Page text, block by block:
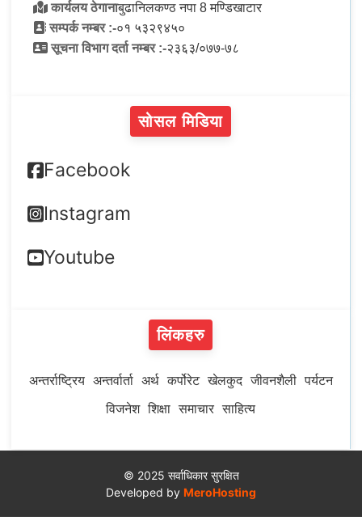
कार्यलय ठेगानाबुढानिलकण्ठ नपा 8 मण्डिखाटार
सम्पर्क नम्बर :-०१ ५३२९४५०
सूचना विभाग दर्ता नम्बर :-२३६३/०७७-७८
सोसल मिडिया
Facebook
Instagram
Youtube
लिंकहरु
अन्तर्राष्ट्रिय अन्तर्वार्ता अर्थ कर्पोरेट खेलकुद जीवनशैली पर्यटन
विजनेश शिक्षा समाचार साहित्य
© 2025 सर्वाधिकार सुरक्षित
Developed by MeroHosting